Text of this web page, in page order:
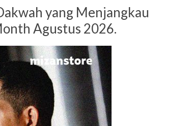
yang Menjangkau
Agustus 2026.